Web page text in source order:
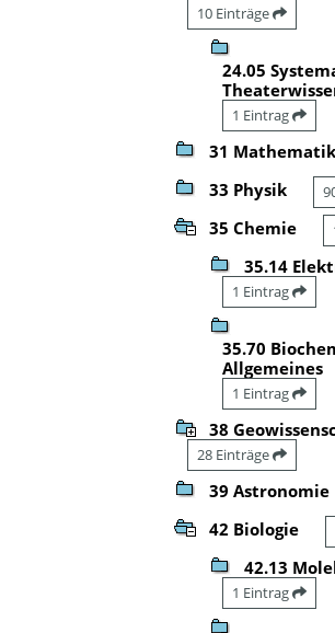
10 Einträge
24.05
1 Eintrag
31 Mathematik
33 Physik
35 Chemie
35.14
1 Eintrag
35.70
Allgemeines
1 Eintrag
38
28 Einträge
39 Astronomie
42 Biologie
42.13
1 Eintrag